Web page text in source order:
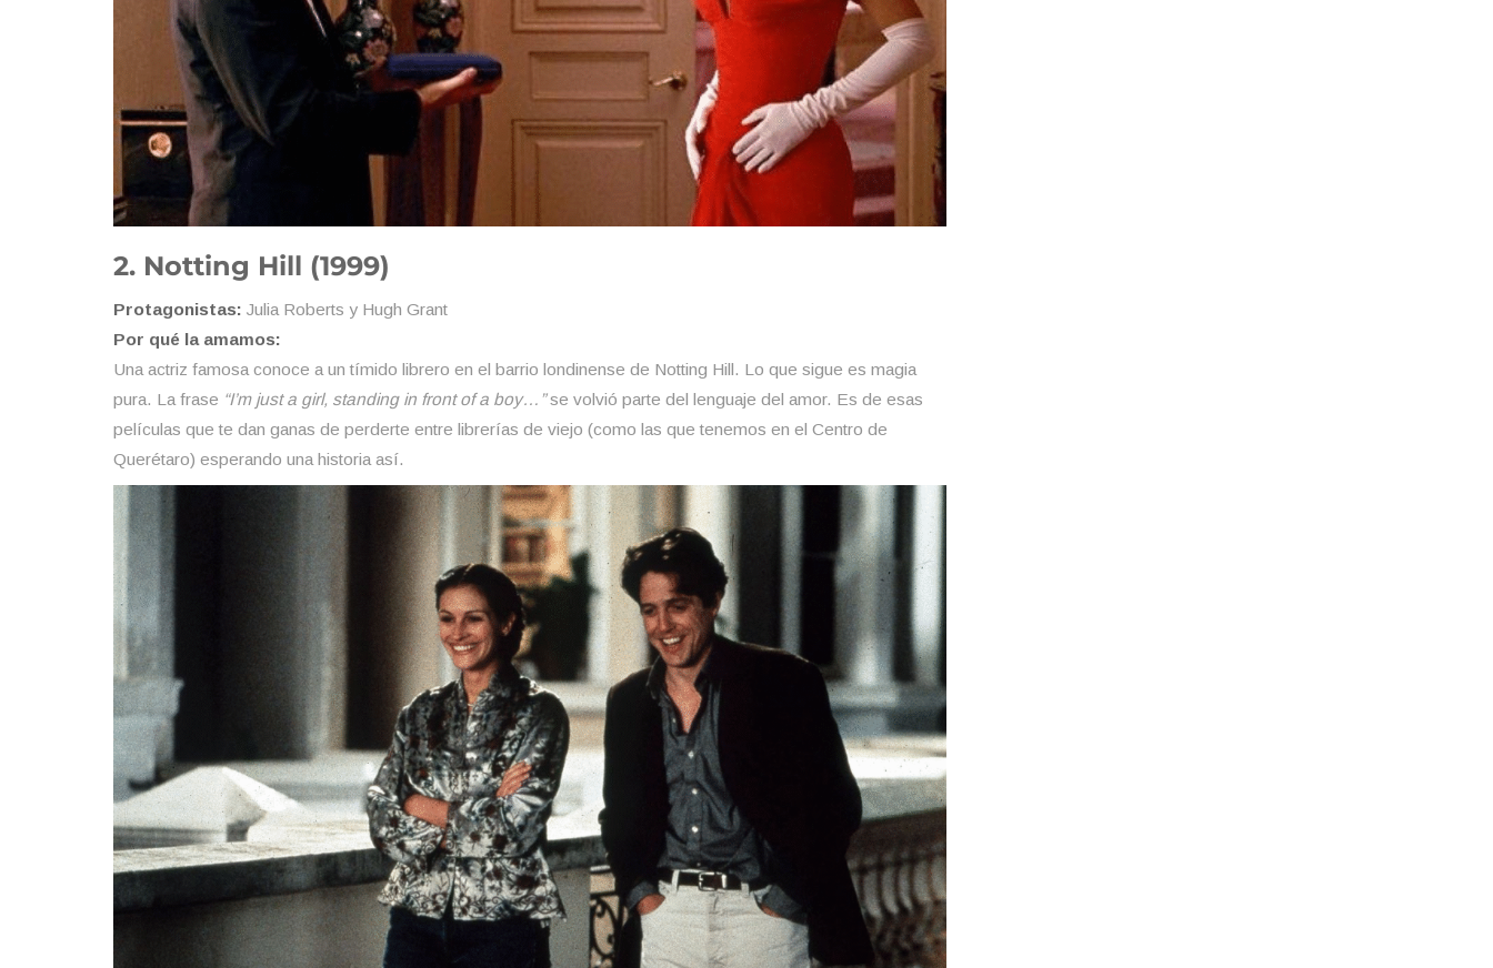
2. Notting Hill (1999)
Protagonistas: Julia Roberts y Hugh Grant
Por qué la amamos:
Una actriz famosa conoce a un tímido librero en el barrio londinense de Notting Hill. Lo que sigue es magia
pura. La frase “I’m just a girl, standing in front of a boy…”se volvió parte del lenguaje del amor. Es de esas
películas que te dan ganas de perderte entre librerías de viejo (como las que tenemos en el Centro de
Querétaro) esperando una historia así.